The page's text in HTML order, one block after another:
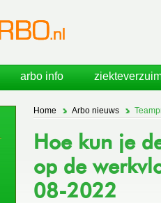
Home Arbo nieuws
Hoe kun je
op de
08-2022
arbo info